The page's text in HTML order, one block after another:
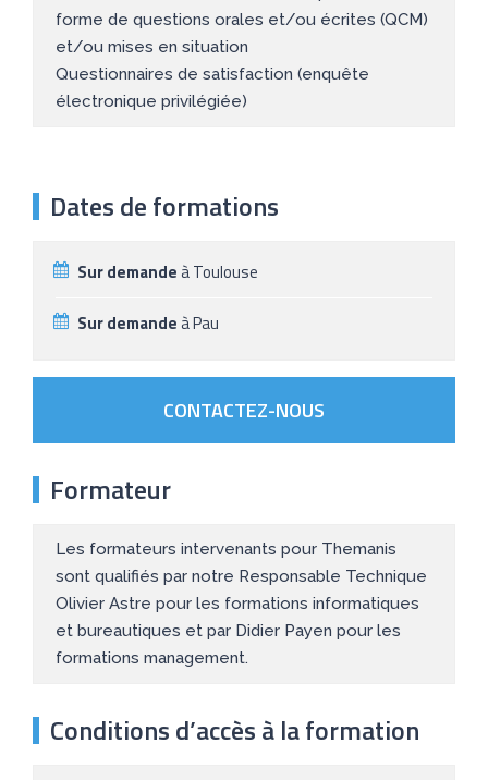
forme de questions orales et/ou écrites (QCM)
et/ou mises en situation
Questionnaires de satisfaction (enquête
électronique privilégiée)
Dates de formations
Sur demandeà Toulouse
Sur demandeà Pau
CONTACTEZ-NOUS
Formateur
Les formateurs intervenants pour Themanis
sont qualifiés par notre Responsable Technique
Olivier Astre pour les formations informatiques
et bureautiques et par Didier Payen pour les
formations management.
Conditions d’accès à la formation